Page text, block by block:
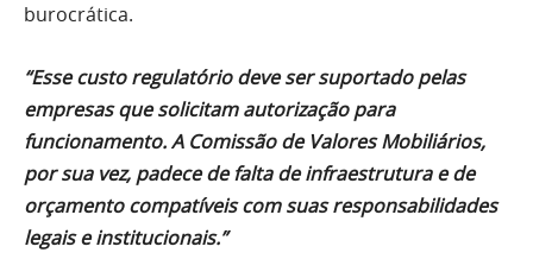
burocrática.
“Esse custo regulatório deve ser suportado pelas
empresas que solicitam autorização para
funcionamento. A Comissão de Valores Mobiliários,
por sua vez, padece de falta de infraestrutura e de
orçamento compatíveis com suas responsabilidades
legais e institucionais.”